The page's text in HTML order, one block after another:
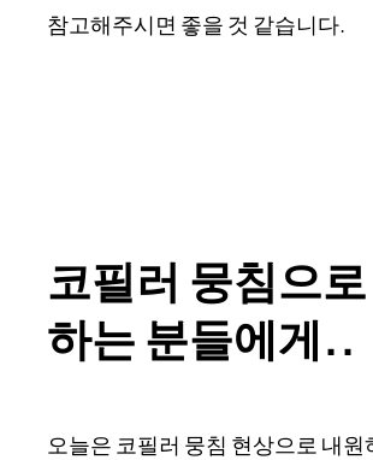
참고해주시면 좋을 것 같습니다.
코필러 뭉침으
하는 분들에게..
오늘은 코필러 뭉침 현상으로 내원